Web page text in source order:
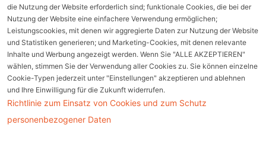
Unternehmensverantwortung
Gerätestörung melden
Nebenwirkungsmeldung
Cookie Einstellungen
die Nutzung der Website erforderlich sind; funktionale Cookies, die bei der
Nutzung der Website eine einfachere Verwendung ermöglichen;
Leistungscookies, mit denen wir aggregierte Daten zur Nutzung der Website
und Statistiken generieren; und Marketing-Cookies, mit denen relevante
Inhalte und Werbung angezeigt werden. Wenn Sie "ALLE AKZEPTIEREN"
wählen, stimmen Sie der Verwendung aller Cookies zu. Sie können einzelne
Cookie-Typen jederzeit unter "Einstellungen" akzeptieren und ablehnen
und Ihre Einwilligung für die Zukunft widerrufen.
Richtlinie zum Einsatz von Cookies und zum Schutz
personenbezogener Daten